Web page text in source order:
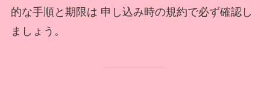
的な手順と期限は 申し込み時の規約で必ず確認し
ましょう。